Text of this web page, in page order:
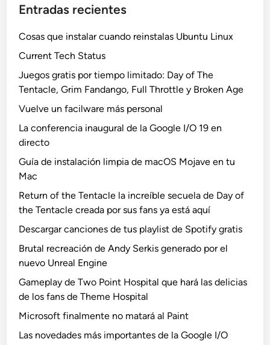
Entradas recientes
Cosas que instalar cuando reinstalas Ubuntu Linux
Current Tech Status
Juegos gratis por tiempo limitado: Day of The
Tentacle, Grim Fandango, Full Throttle y Broken Age
Vuelve un facilware más personal
La conferencia inaugural de la Google I/O 19 en
directo
Guía de instalación limpia de macOS Mojave en tu
Mac
Return of the Tentacle la increíble secuela de Day of
the Tentacle creada por sus fans ya está aquí
Descargar canciones de tus playlist de Spotify gratis
Brutal recreación de Andy Serkis generado por el
nuevo Unreal Engine
Gameplay de Two Point Hospital que hará las delicias
de los fans de Theme Hospital
Microsoft finalmente no matará al Paint
Las novedades más importantes de la Google I/O